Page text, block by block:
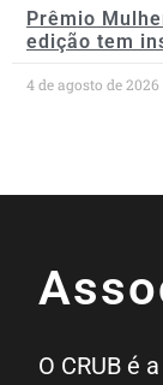
Prêmio
edição tem
4 de agosto de 2026
O CRUB é